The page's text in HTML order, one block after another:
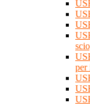
per